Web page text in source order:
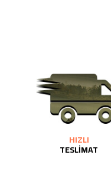
HIZLI
TESLİMAT